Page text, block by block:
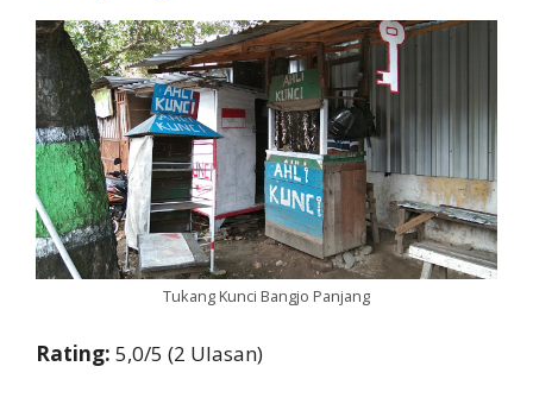
Tukang Kunci Bangjo Panjang
Rating: 5,0/5 (2 Ulasan)